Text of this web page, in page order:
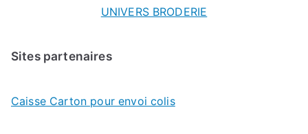
UNIVERS BRODERIE
Sites partenaires
Caisse Carton pour envoi colis